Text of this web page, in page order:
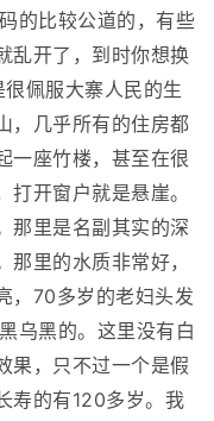
的比较公道的，有些
乱开了，到时你想换
佩服大寨人民的生
，几乎所有的住房都
一座竹楼，甚至在很
开窗户就是悬崖。
那里是名副其实的深
里的水质非常好，
，70多岁的老妇头发
乌黑的。这里没有白
果，只不过一个是假
寿的有120多岁。我